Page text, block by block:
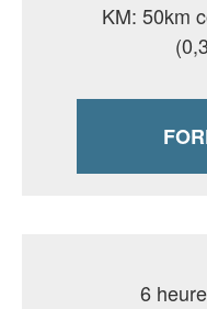
KM: 50km
6